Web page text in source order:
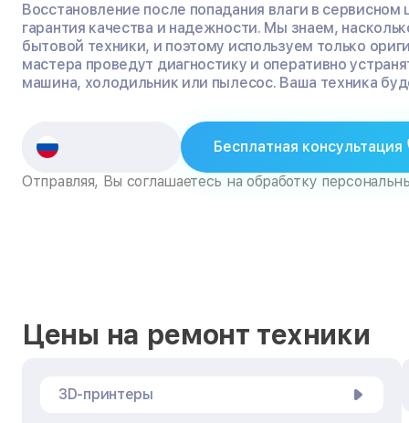
Восстановление после попадания влаги в
гарантия качества и надежности. Мы знаем,
бытовой техники, и поэтому используем только
мастера проведут диагностику и оперативно
машина, холодильник или пылесос. Ваша техника
Бесплатная консультация
Отправляя, Вы соглашаетесь на обработку
Цены на ремонт техники
3D-принтеры